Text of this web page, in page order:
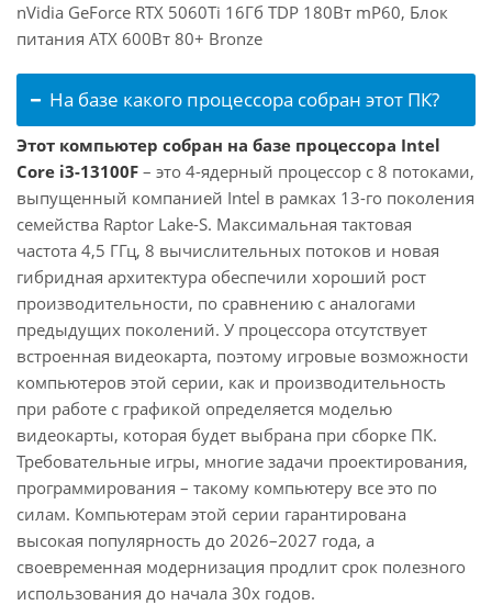
nVidia GeForce RTX 5060Ti 16Гб TDP 180Вт mP60, Блок
питания ATX 600Вт 80+ Bronze
На базе какого процессора собран этот ПК?
Этот компьютер собран на базе процессора Intel
Core i3-13100F – это 4-ядерный процессор с 8 потоками,
выпущенный компанией Intel в рамках 13-го поколения
семейства Raptor Lake-S. Максимальная тактовая
частота 4,5 ГГц, 8 вычислительных потоков и новая
гибридная архитектура обеспечили хороший рост
производительности, по сравнению с аналогами
предыдущих поколений. У процессора отсутствует
встроенная видеокарта, поэтому игровые возможности
компьютеров этой серии, как и производительность
при работе с графикой определяется моделью
видеокарты, которая будет выбрана при сборке ПК.
Требовательные игры, многие задачи проектирования,
программирования – такому компьютеру все это по
силам. Компьютерам этой серии гарантирована
высокая популярность до 2026–2027 года, а
своевременная модернизация продлит срок полезного
использования до начала 30х годов.